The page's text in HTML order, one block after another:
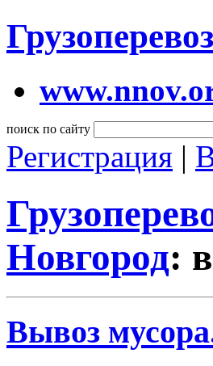
поиск по сайту
Регистрация |
Новгород:
Вывоз